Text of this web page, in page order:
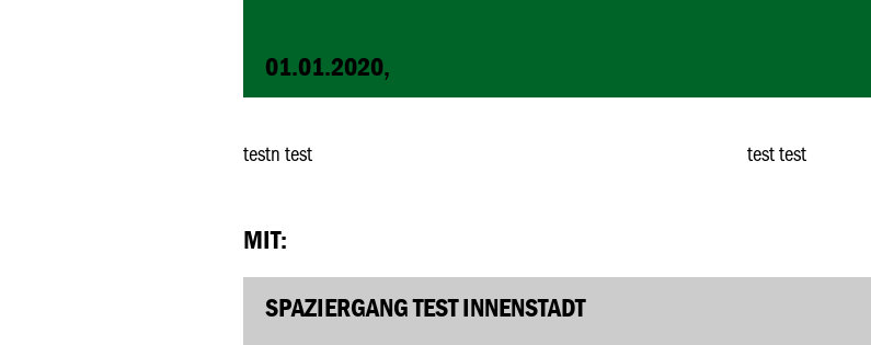
01.01.2020,
testn test test test
MIT:
SPAZIERGANG TEST INNENSTADT